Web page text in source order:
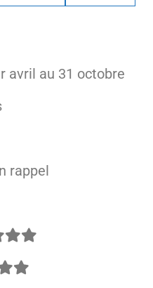
avril au 31 octobre
rappel